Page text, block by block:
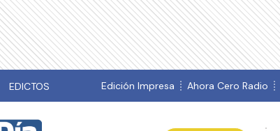
EDICTOS Edición Impresa Ahora Cero Radio